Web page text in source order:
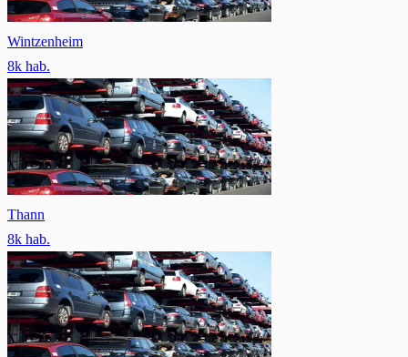
Wintzenheim
8k hab.
Thann
8k hab.